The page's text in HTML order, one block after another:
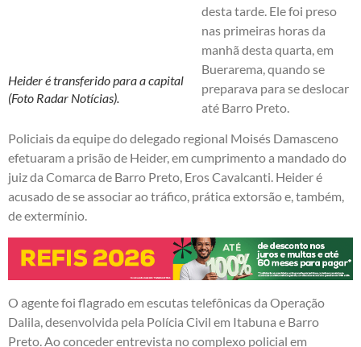
Heider é transferido para a capital
(Foto Radar Notícias).
desta tarde. Ele foi preso
nas primeiras horas da
manhã desta quarta, em
Buerarema, quando se
preparava para se deslocar
até Barro Preto.
Policiais da equipe do delegado regional Moisés Damasceno
efetuaram a prisão de Heider, em cumprimento a mandado do
juiz da Comarca de Barro Preto, Eros Cavalcanti. Heider é
acusado de se associar ao tráfico, prática extorsão e, também,
de extermínio.
O agente foi flagrado em escutas telefônicas da Operação
Dalila, desenvolvida pela Polícia Civil em Itabuna e Barro
Preto. Ao conceder entrevista no complexo policial em